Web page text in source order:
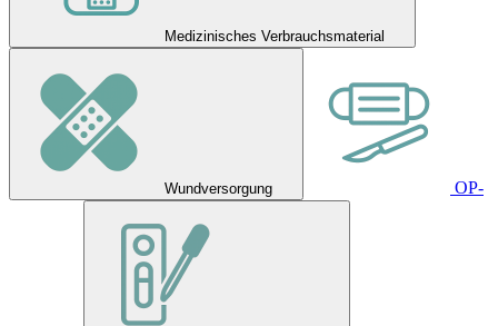
Medizinisches Verbrauchsmaterial
Wundversorgung OP-